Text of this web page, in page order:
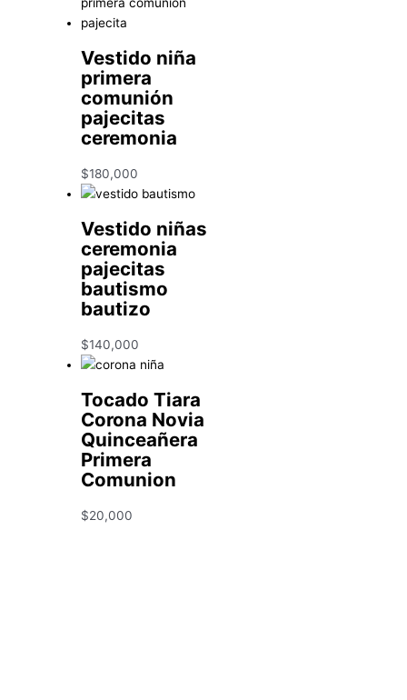
Vestido niña
primera
comunión
pajecitas
ceremonia
$180,000
Vestido niñas
ceremonia
pajecitas
bautismo
bautizo
$140,000
Tocado Tiara
Corona Novia
Quinceañera
Primera
Comunion
$20,000